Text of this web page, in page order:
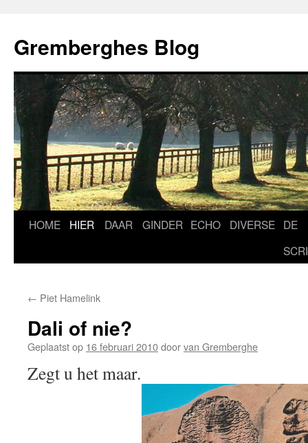
de
inhoud
Gremberghes Blog
HOME HIER DAAR GINDER ECHO DIVERSE DE
← Piet Hamelink
Dali of nie?
Geplaatst op 16 februari 2010doorvan Gremberghe
Zegt u het maar.